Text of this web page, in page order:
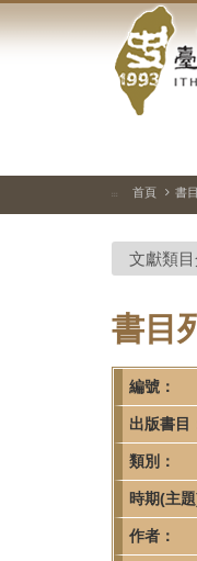
到
中
央
研
院-
臺
灣
史
研
究
所-
首
頁
::: 首頁 書
文獻類
書目
編號：
出版書目
類別：
時期(主題
作者：